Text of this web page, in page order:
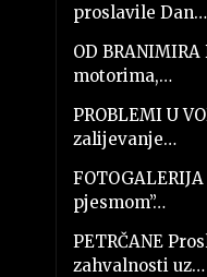
proslavile Dan…
OD
motorima,…
PROBLEMI U
zalijevanje…
pjesmom”…
PETRČANE
zahvalnosti uz…